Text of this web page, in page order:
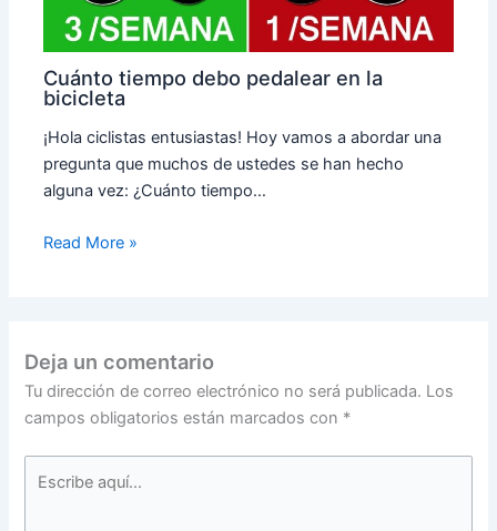
Cuánto tiempo debo pedalear en la
bicicleta
¡Hola ciclistas entusiastas! Hoy vamos a abordar una
pregunta que muchos de ustedes se han hecho
alguna vez: ¿Cuánto tiempo…
Read More »
Deja un comentario
Tu dirección de correo electrónico no será publicada. Los
campos obligatorios están marcados con *